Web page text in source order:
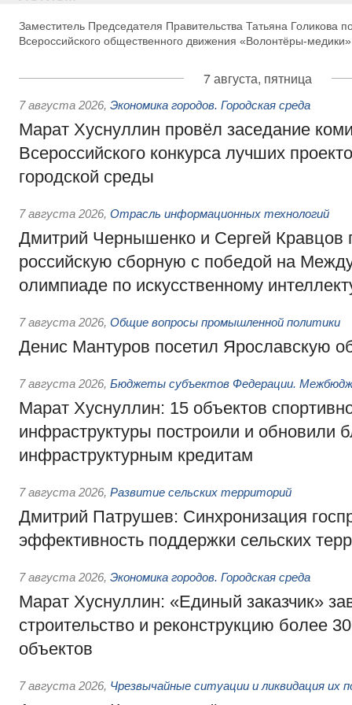
Заместитель Председателя Правительства Татьяна Голикова
Всероссийского общественного движения «Волонтёры-
7 августа, пятница
7 августа 2026, Экономика городов. Городская среда
Марат Хуснуллин провёл заседание
Всероссийского конкурса лучших
городской среды
7 августа 2026, Отрасль информационных технологий
Дмитрий Чернышенко и Сергей Кравцов
российскую сборную с победой на
олимпиаде по искусственному
7 августа 2026, Общие вопросы промышленной политики
Денис Мантуров посетил Ярославскую
7 августа 2026, Бюджеты субъектов Федерации.
Марат Хуснуллин: 15 объектов
инфраструктуры построили и обновили
инфраструктурным кредитам
7 августа 2026, Развитие сельских территорий
Дмитрий Патрушев: Синхронизация
эффективность поддержки сельских
7 августа 2026, Экономика городов. Городская среда
Марат Хуснуллин: «Единый заказчик»
строительство и реконструкцию более
объектов
7 августа 2026, Чрезвычайные ситуации и ликвидация их